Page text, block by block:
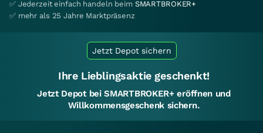
✅ Jederzeit einfach handeln beim SMARTBROKER+
✅ mehr als 25 Jahre Marktpräsenz
Jetzt Depot sichern
Ihre Lieblingsaktie geschenkt!
Jetzt Depot bei SMARTBROKER+ eröffnen und
Willkommensgeschenk sichern.